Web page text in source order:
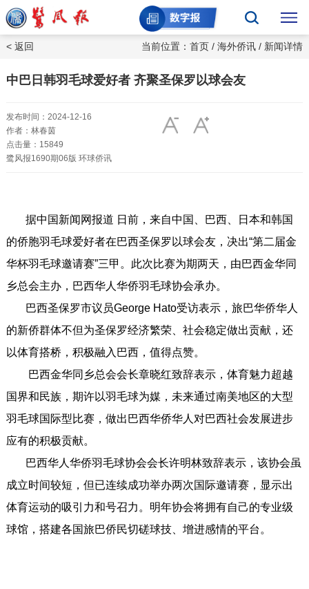
当前位置：首页 /海外侨讯 / 新闻详情
< 返回
中巴日韩羽毛球爱好者 齐聚圣保罗以球会友
发布时间：2024-12-16
作者：林春茵
点击量：15849
鹭风报1690期06版 环球侨讯
据中国新闻网报道 日前，来自中国、巴西、日本和韩国
的侨胞羽毛球爱好者在巴西圣保罗以球会友，决出“第二届金
华杯羽毛球邀请赛”三甲。此次比赛为期两天，由巴西金华同
乡总会主办，巴西华人华侨羽毛球协会承办。
巴西圣保罗市议员George Hato受访表示，旅巴华侨华人
的新侨群体不但为圣保罗经济繁荣、社会稳定做出贡献，还
以体育搭桥，积极融入巴西，值得点赞。
巴西金华同乡总会会长章晓红致辞表示，体育魅力超越
国界和民族，期许以羽毛球为媒，未来通过南美地区的大型
羽毛球国际型比赛，做出巴西华侨华人对巴西社会发展进步
应有的积极贡献。
巴西华人华侨羽毛球协会会长许明林致辞表示，该协会虽
成立时间较短，但已连续成功举办两次国际邀请赛，显示出
体育运动的吸引力和号召力。明年协会将拥有自己的专业级
球馆，搭建各国旅巴侨民切磋球技、增进感情的平台。